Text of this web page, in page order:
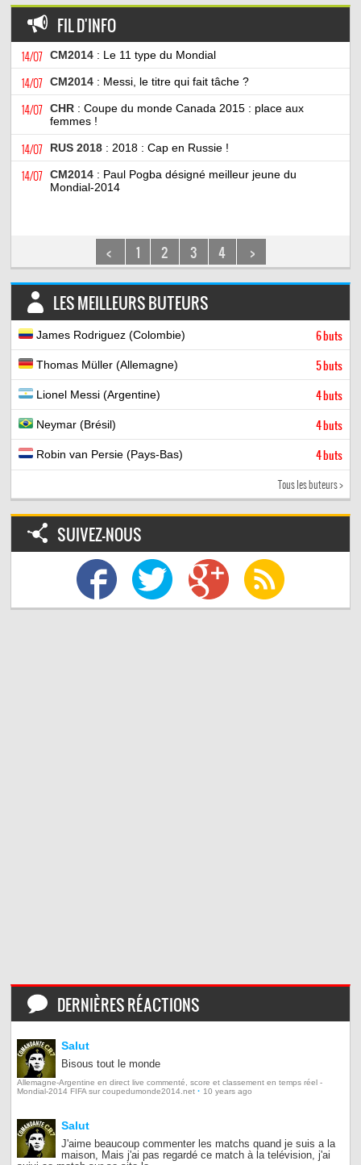
FIL D'INFO
14/07 CM2014 : Le 11 type du Mondial
14/07 CM2014 : Messi, le titre qui fait tâche ?
14/07 CHR : Coupe du monde Canada 2015 : place aux
femmes !
14/07 RUS 2018 : 2018 : Cap en Russie !
14/07 CM2014 : Paul Pogba désigné meilleur jeune du
Mondial-2014
< 1 2 3 4 >
LES MEILLEURS BUTEURS
James Rodriguez (Colombie) 6 buts
Thomas Müller (Allemagne) 5 buts
Lionel Messi (Argentine) 4 buts
Neymar (Brésil) 4 buts
Robin van Persie (Pays-Bas) 4 buts
Tous les buteurs >
SUIVEZ-NOUS
DERNIÈRES RÉACTIONS
Salut
Bisous tout le monde
Allemagne-Argentine en direct live commenté, score et classement en temps réel -
Mondial-2014 FIFA sur coupedumonde2014.net · 10 years ago
Salut
J'aime beaucoup commenter les matchs quand je suis a la
maison, Mais j'ai pas regardé ce match à la telévision, j'ai